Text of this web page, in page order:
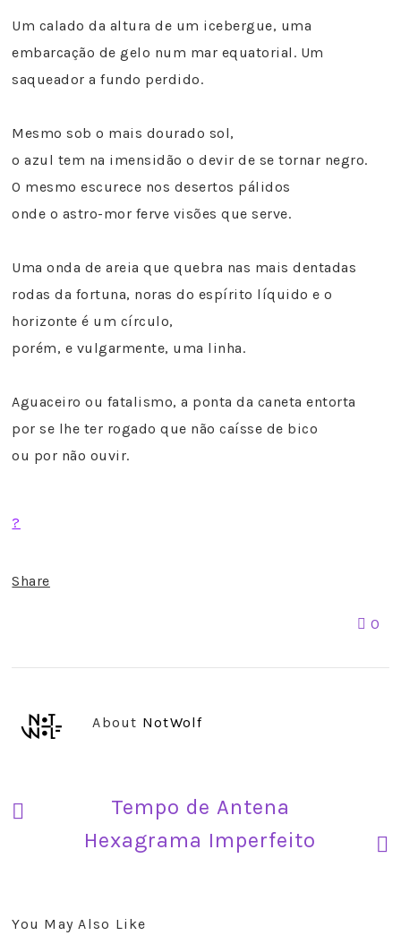
Um calado da altura de um icebergue, uma
embarcação de gelo num mar equatorial. Um
saqueador a fundo perdido.
Mesmo sob o mais dourado sol,
o azul tem na imensidão o devir de se tornar negro.
O mesmo escurece nos desertos pálidos
onde o astro-mor ferve visões que serve.
Uma onda de areia que quebra nas mais dentadas
rodas da fortuna, noras do espírito líquido e o
horizonte é um círculo,
porém, e vulgarmente, uma linha.
Aguaceiro ou fatalismo, a ponta da caneta entorta
por se lhe ter rogado que não caísse de bico
ou por não ouvir.
?
Share
0
About NotWolf
Tempo de Antena
Hexagrama Imperfeito
You May Also Like